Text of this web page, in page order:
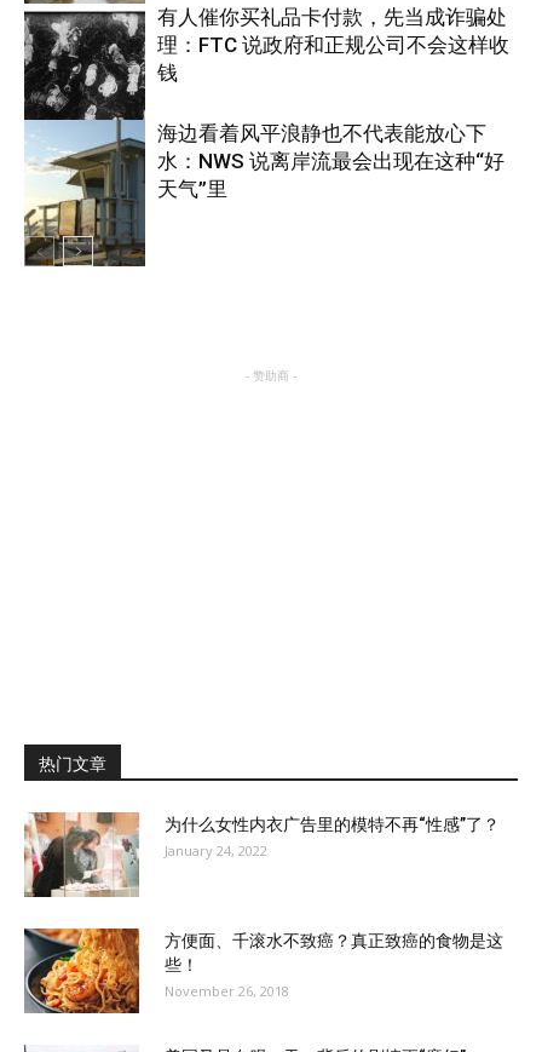
热点
美国
有人催你买礼品卡付款，先当成诈骗处
理：FTC 说政府和正规公司不会这样收
钱
海边看着风平浪静也不代表能放心下
水：NWS 说离岸流最会出现在这种“好
天气”里
- 赞助商 -
热门文章
为什么女性内衣广告里的模特不再“性感”了？
January 24, 2022
方便面、千滚水不致癌？真正致癌的食物是这
些！
November 26, 2018